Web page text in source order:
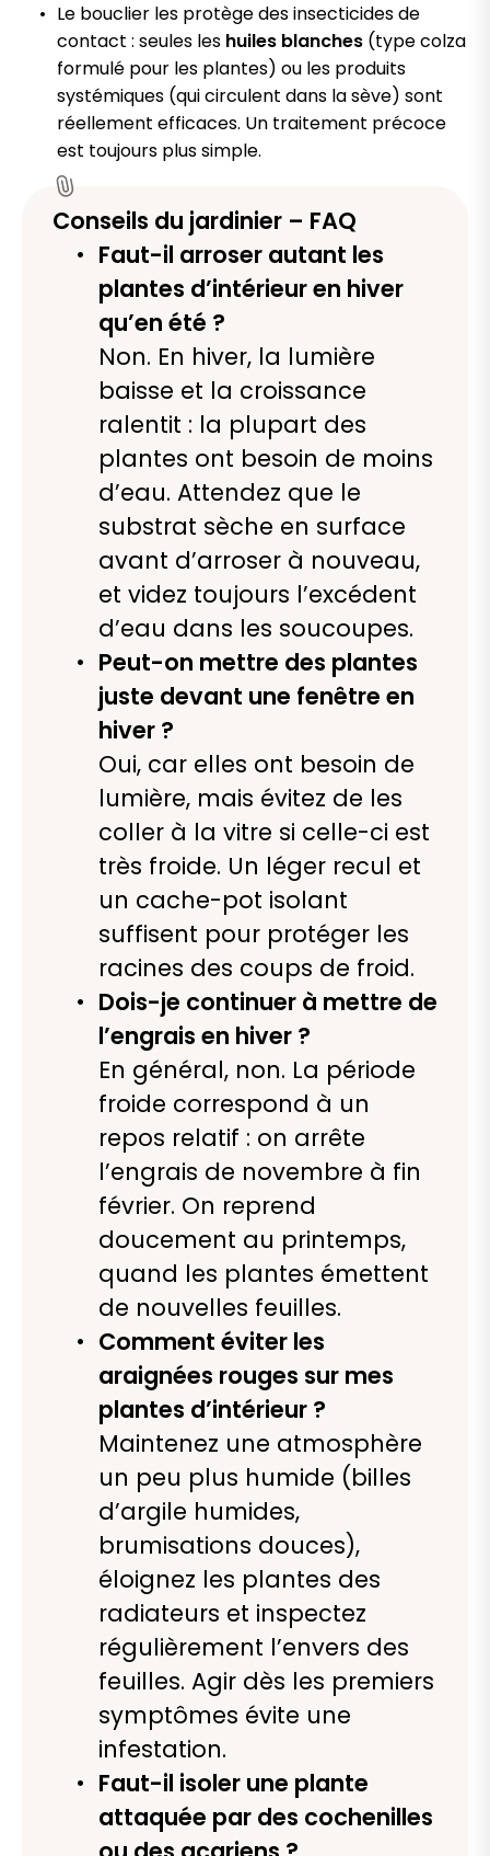
Le bouclier les protège des insecticides de
contact : seules les huiles blanches (type colza
formulé pour les plantes) ou les produits
systémiques (qui circulent dans la sève) sont
réellement efficaces. Un traitement précoce
est toujours plus simple.
Conseils du jardinier – FAQ
Faut-il arroser autant les
plantes d’intérieur en hiver
qu’en été ?
Non. En hiver, la lumière
baisse et la croissance
ralentit : la plupart des
plantes ont besoin de moins
d’eau. Attendez que le
substrat sèche en surface
avant d’arroser à nouveau,
et videz toujours l’excédent
d’eau dans les soucoupes.
Peut-on mettre des plantes
juste devant une fenêtre en
hiver ?
Oui, car elles ont besoin de
lumière, mais évitez de les
coller à la vitre si celle-ci est
très froide. Un léger recul et
un cache-pot isolant
suffisent pour protéger les
racines des coups de froid.
Dois-je continuer à mettre de
l’engrais en hiver ?
En général, non. La période
froide correspond à un
repos relatif : on arrête
l’engrais de novembre à fin
février. On reprend
doucement au printemps,
quand les plantes émettent
de nouvelles feuilles.
Comment éviter les
araignées rouges sur mes
plantes d’intérieur ?
Maintenez une atmosphère
un peu plus humide (billes
d’argile humides,
brumisations douces),
éloignez les plantes des
radiateurs et inspectez
régulièrement l’envers des
feuilles. Agir dès les premiers
symptômes évite une
infestation.
Faut-il isoler une plante
attaquée par des cochenilles